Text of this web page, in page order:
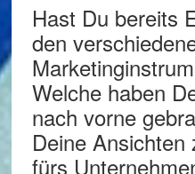
Hast Du bereits
den
Welche haben
nach vorne
Deine
fürs